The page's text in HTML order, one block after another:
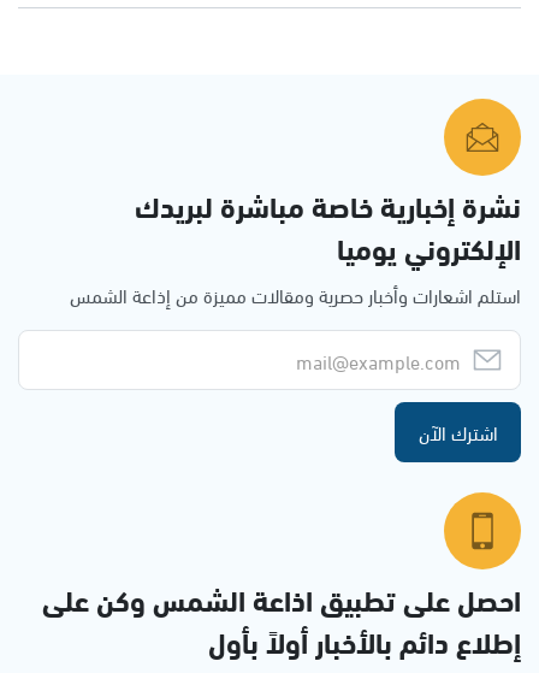
نشرة إخبارية خاصة مباشرة لبريدك
الإلكتروني يوميا
استلم اشعارات وأخبار حصرية ومقالات مميزة من إذاعة الشمس
اشترك الآن
احصل على تطبيق اذاعة الشمس وكن على
إطلاع دائم بالأخبار أولاً بأول